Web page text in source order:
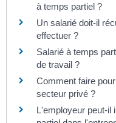
à temps partiel ?
Un salarié doit-il
effectuer ?
Salarié à temps
de travail ?
Comment faire
secteur privé ?
L'employeur peut-il